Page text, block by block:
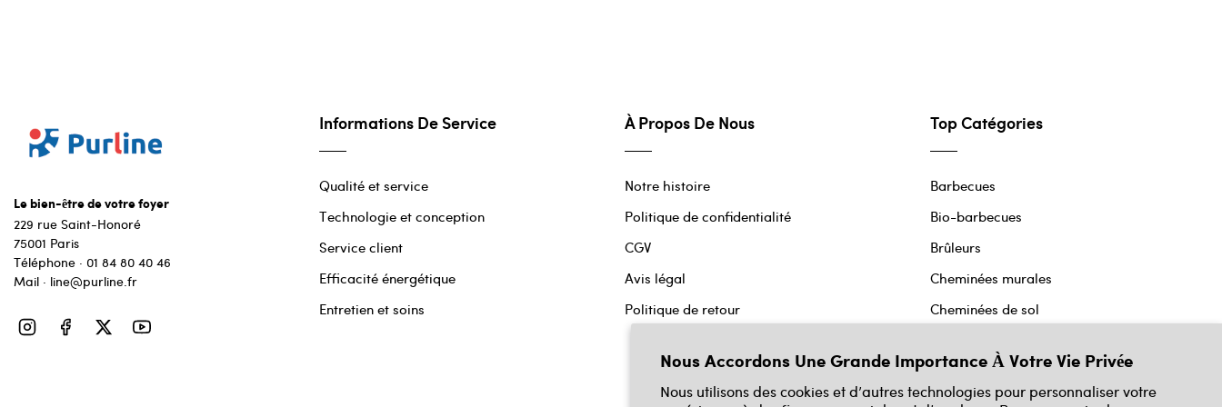
Nous Accordons Une Grande Importance À Votre Vie Privée
Nous utilisons des cookies et d’autres technologies pour personnaliser votre
Le bien-être de votre foyer
229 rue Saint-Honoré
75001 Paris
Téléphone · 01 84 80 40 46
Mail · line@purline.fr
Informations De Service
Qualité et service
Technologie et conception
Service client
Efficacité énergétique
Entretien et soins
À Propos De Nous
Notre histoire
Politique de confidentialité
CGV
Avis légal
Politique de retour
Top Catégories
Barbecues
Bio-barbecues
Brûleurs
Cheminées murales
Cheminées de sol
Poêles à l'éthanol